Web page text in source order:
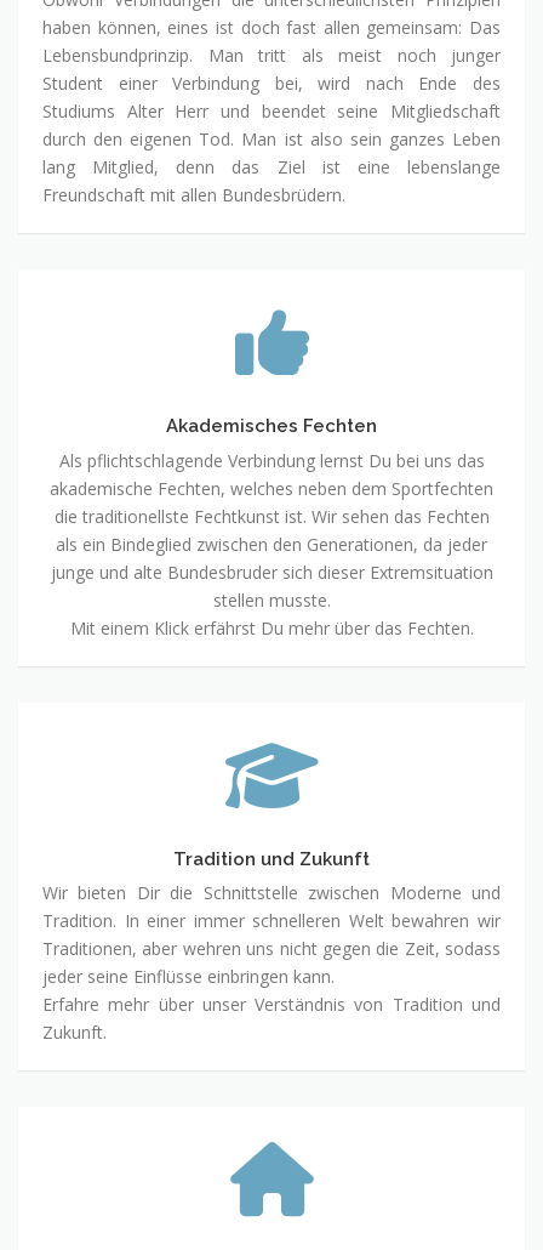
haben können, eines ist doch fast allen gemeinsam: Das
Lebensbundprinzip. Man tritt als meist noch junger
Student einer Verbindung bei, wird nach Ende des
Studiums Alter Herr und beendet seine Mitgliedschaft
durch den eigenen Tod. Man ist also sein ganzes Leben
lang Mitglied, denn das Ziel ist eine lebenslange
Freundschaft mit allen Bundesbrüdern.
Akademisches Fechten
Als pflichtschlagende Verbindung lernst Du bei uns das
akademische Fechten, welches neben dem Sportfechten
die traditionellste Fechtkunst ist. Wir sehen das Fechten
als ein Bindeglied zwischen den Generationen, da jeder
junge und alte Bundesbruder sich dieser Extremsituation
stellen musste.
Mit einem Klick erfährst Du mehr über das Fechten.
Tradition und Zukunft
Wir bieten Dir die Schnittstelle zwischen Moderne und
Tradition. In einer immer schnelleren Welt bewahren wir
Traditionen, aber wehren uns nicht gegen die Zeit, sodass
jeder seine Einflüsse einbringen kann.
Erfahre mehr über unser Verständnis von Tradition und
Zukunft.